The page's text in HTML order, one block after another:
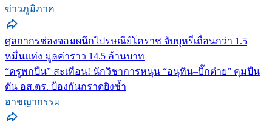
ข่าวภูมิภาค
ศุลกากรช่องจอมผนึกไปรษณีย์โคราช จับบุหรี่เถื่อนกว่า 1.5
หมื่นแท่ง มูลค่าราว 14.5 ล้านบาท
“ครูพกปืน” สะเทือน! นักวิชาการหนุน “อนุทิน–บิ๊กต่าย” คุมปืน
ดัน อส.ตร. ป้องกันกราดยิงซ้ำ
อาชญากรรม